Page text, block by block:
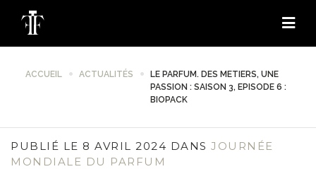
ACCUEIL ACTUALITÉS
LE PARFUM. DES METIERS, UNE
PASSION : SAISON 3, EPISODE 6 :
BIOPACK
PUBLIÉ LE 8 AVRIL 2024 DANS JOURNÉE
MONDIALE DU PARFUM